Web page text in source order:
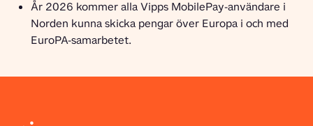
År 2026 kommer alla Vipps MobilePay-användare i
Norden kunna skicka pengar över Europa i och med
EuroPA-samarbetet.